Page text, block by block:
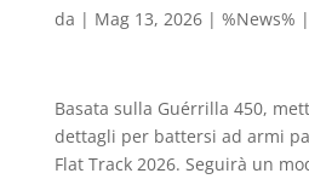
da | Mag 13, 2026| %News% |
Basata sulla Guérrilla 450,
dettagli per battersi ad armi
Flat Track 2026. Seguirà un